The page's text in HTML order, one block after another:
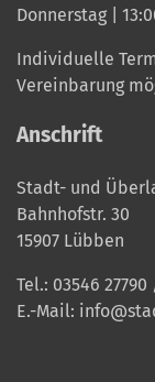
Donnerstag |
Individuelle
Vereinbarung
Anschrift
Stadt- und
Bahnhofstr. 30
15907 Lübben
Tel.: 03546 27790
E.-Mail: